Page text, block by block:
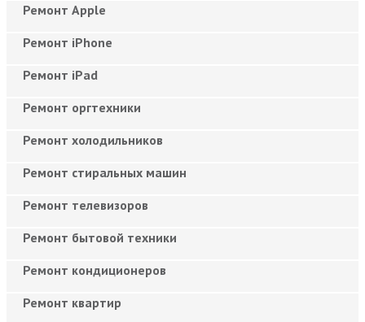
Ремонт Apple
Ремонт iPhone
Ремонт iPad
Ремонт оргтехники
Ремонт холодильников
Ремонт стиральных машин
Ремонт телевизоров
Ремонт бытовой техники
Ремонт кондиционеров
Ремонт квартир